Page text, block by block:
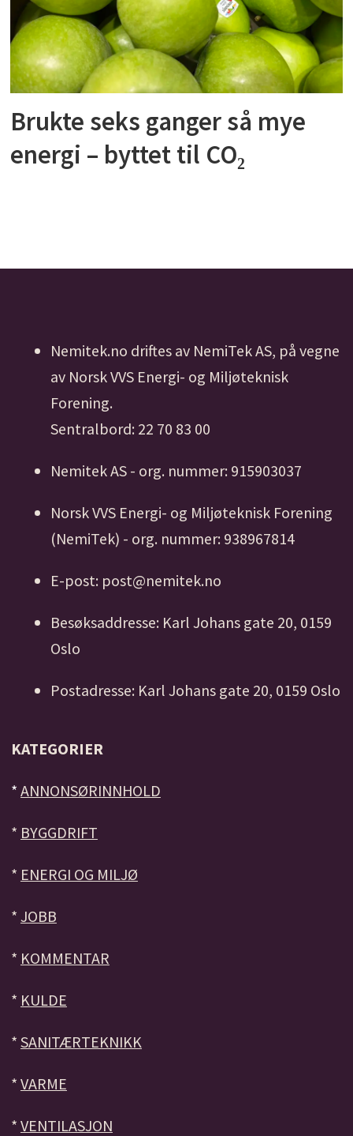
Brukte seks ganger så mye
energi – byttet til CO₂
Nemitek.no driftes av NemiTek AS, på vegne
av Norsk VVS Energi- og Miljøteknisk
Forening.
Sentralbord: 22 70 83 00
Nemitek AS - org. nummer: 915903037
Norsk VVS Energi- og Miljøteknisk Forening
(NemiTek) - org. nummer: 938967814
E-post: post@nemitek.no
Besøksaddresse: Karl Johans gate 20, 0159
Oslo
Postadresse: Karl Johans gate 20, 0159 Oslo
KATEGORIER
* ANNONSØRINNHOLD
* BYGGDRIFT
* ENERGI OG MILJØ
* JOBB
* KOMMENTAR
* KULDE
* SANITÆRTEKNIKK
* VARME
* VENTILASJON